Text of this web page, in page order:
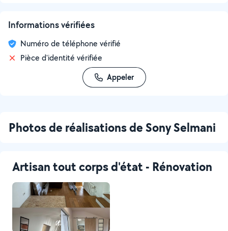
Informations vérifiées
Numéro de téléphone vérifié
Pièce d'identité vérifiée
Appeler
Photos de réalisations de Sony Selmani
Artisan tout corps d'état - Rénovation